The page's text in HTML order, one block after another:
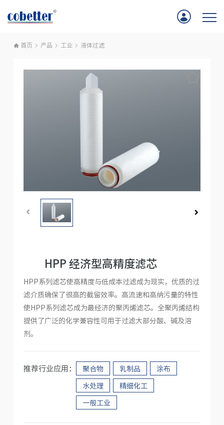
首页
联系我们
首页 产品 工业 液体过滤
HPP 经济型高精度滤芯
HPP系列滤芯使高精度与低成本过滤成为现实，优质的过
滤介质确保了很高的截留效率。高流速和高纳污量的特性
使HPP系列滤芯成为最经济的聚丙烯滤芯。全聚丙烯结构
提供了广泛的化学兼容性可用于过滤大部分酸、碱及溶
剂。
推荐行业应用： 聚合物 乳制品
涂布
水处理
精细化工
一般工业